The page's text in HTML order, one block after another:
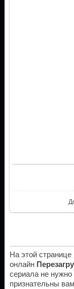
На этой
онлайн
сериала не
признательны